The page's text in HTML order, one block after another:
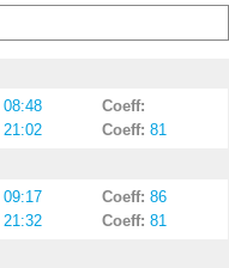
08:48
Coeff:
21:02 Coeff: 81
09:17 Coeff: 86
21:32 Coeff: 81